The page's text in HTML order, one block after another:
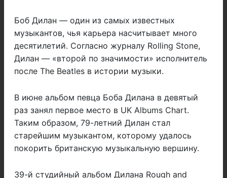
Боб Дилан — один из самых известных
музыкантов, чья карьера насчитывает много
десятилетий. Согласно журналу Rolling Stone,
Дилан — «второй по значимости» исполнитель
после The Beatles в истории музыки.
В июне альбом певца Боба Дилана в девятый
раз занял первое место в UK Albums Chart.
Таким образом, 79-летний Дилан стал
старейшим музыкантом, которому удалось
покорить британскую музыкальную вершину.
39-й студийный альбом Дилана Rough and